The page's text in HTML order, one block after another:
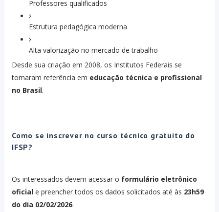
Professores qualificados
Estrutura pedagógica moderna
Alta valorização no mercado de trabalho
Desde sua criação em 2008, os Institutos Federais se
tornaram referência em educação técnica e profissional
no Brasil.
Como se inscrever no curso técnico gratuito do
IFSP?
Os interessados devem acessar o formulário eletrônico
oficiale preencher todos os dados solicitados até às 23h59
do dia 02/02/2026.